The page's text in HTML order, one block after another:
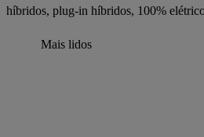
híbridos, plug-in híbridos, 100%
Mais lidos